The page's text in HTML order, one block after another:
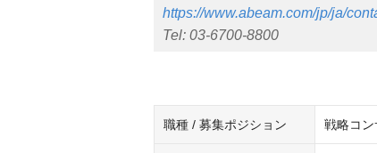
https://www.abeam.com/jp/ja/
Tel: 03-6700-8800
職種 / 募集ポジション 戦略コン